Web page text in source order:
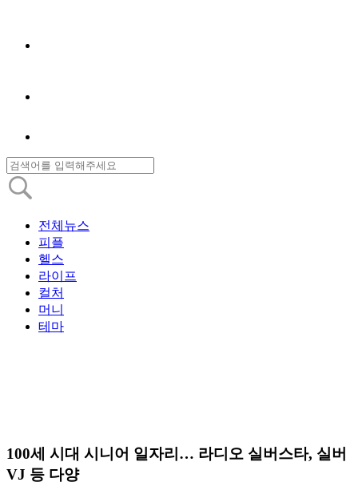
전체뉴스
피플
헬스
라이프
컬처
머니
테마
100세 시대 시니어 일자리… 라디오 실버스타, 실버
VJ 등 다양